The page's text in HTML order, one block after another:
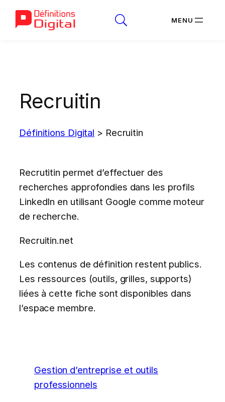
Recruitin
Définitions Digital > Recruitin
Recrutitin permet d’effectuer des
recherches approfondies dans les profils
LinkedIn en utilisant Google comme moteur
de recherche.
Recruitin.net
Les contenus de définition restent publics.
Les ressources (outils, grilles, supports)
liées à cette fiche sont disponibles dans
l’espace membre.
Gestion d’entreprise et outils
professionnels